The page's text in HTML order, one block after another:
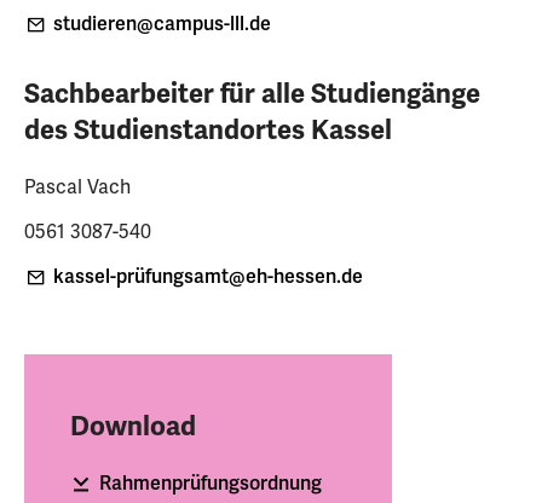
studieren@campus-lll.de
Sachbearbeiter für alle Studiengänge
des Studienstandortes Kassel
Pascal Vach
0561 3087-540
kassel-prüfungsamt@eh-hessen.de
Download
Rahmenprüfungsordnung